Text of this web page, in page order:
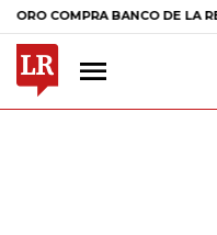
BANCO DE LA REPÚBLICA